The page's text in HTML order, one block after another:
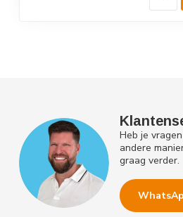
Heb je
andere
graag verder.